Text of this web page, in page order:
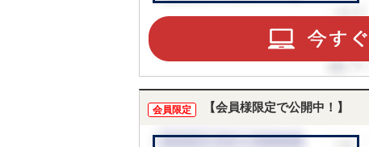
会員限定 【会員様限定で公開中！】